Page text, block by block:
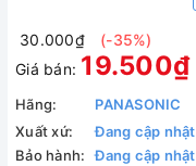
30.000₫
(-35%)
Giá bán: 19.500₫
Hãng:
PANASONIC
Xuất xứ:
Đang cập nhật
Bảo hành:
Đang cập nhật